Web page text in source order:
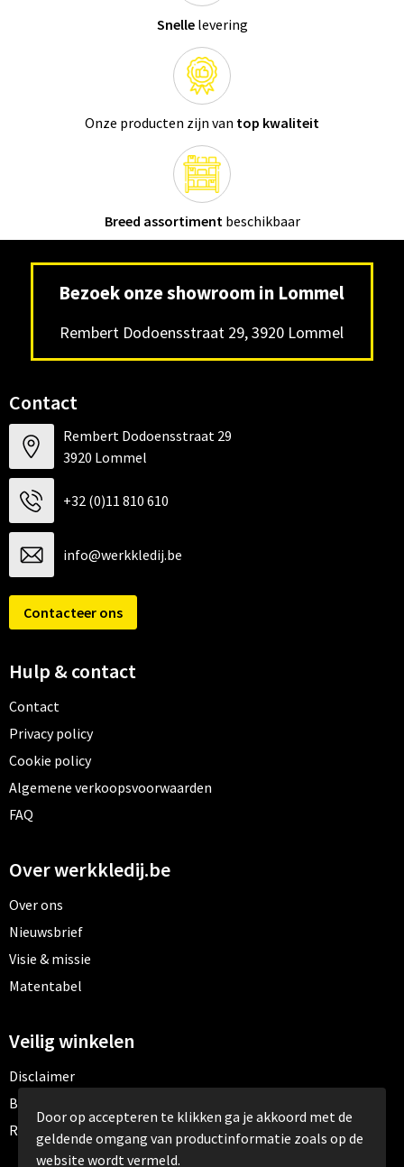
Snellelevering
Onze producten zijn van top kwaliteit
Breed assortiment beschikbaar
Bezoek onze showroom in Lommel
Rembert Dodoensstraat 29, 3920 Lommel
Contact
Rembert Dodoensstraat 29
3920 Lommel
+32 (0)11 810 610
info@werkkledij.be
Contacteer ons
Hulp & contact
Contact
Privacy policy
Cookie policy
Algemene verkoopsvoorwaarden
FAQ
Over werkkledij.be
Over ons
Nieuwsbrief
Visie & missie
Matentabel
Veilig winkelen
Disclaimer
Betaalmethoden
Retourneren
Door op accepteren te klikken ga je akkoord met de
geldende omgang van productinformatie zoals op de
website wordt vermeld.